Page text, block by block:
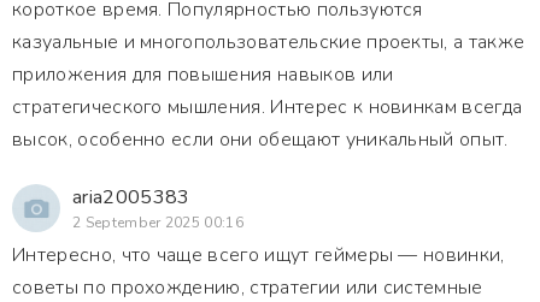
короткое время. Популярностью пользуются
казуальные и многопользовательские проекты, а также
приложения для повышения навыков или
стратегического мышления. Интерес к новинкам всегда
высок, особенно если они обещают уникальный опыт.
aria2005383
2 September 2025 00:16
Интересно, что чаще всего ищут геймеры — новинки,
советы по прохождению, стратегии или системные